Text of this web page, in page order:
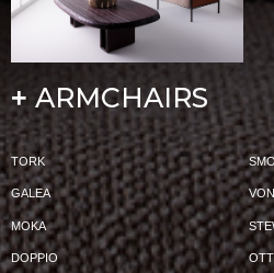
+ARMCHAIRS
TORK
GALEA VON
MOKA
DOPPIO